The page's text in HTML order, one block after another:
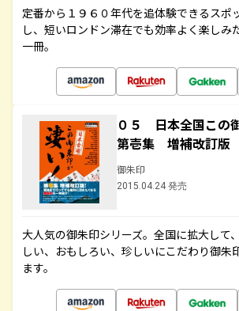
定番から１９６０年代を追体験できるスポ
し、短いロンドン滞在でも効率よく楽しみ
一冊。
０５ 日本全国この
第壱集 増補改訂版
御朱印
2015.04.24 発売
大人気の御朱印シリーズ。全国に拡大して
しい、おもしろい、珍しいにこだわり御朱
ます。